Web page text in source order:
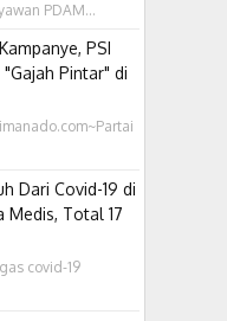
PDAM...
PSI
Pintar" di
Dari Covid-19 di
Medis, Total 17
covid-19